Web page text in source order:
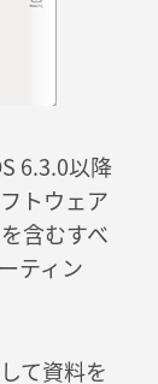
6.3.0以降
トウェア
含むすべ
ティン
て資料を